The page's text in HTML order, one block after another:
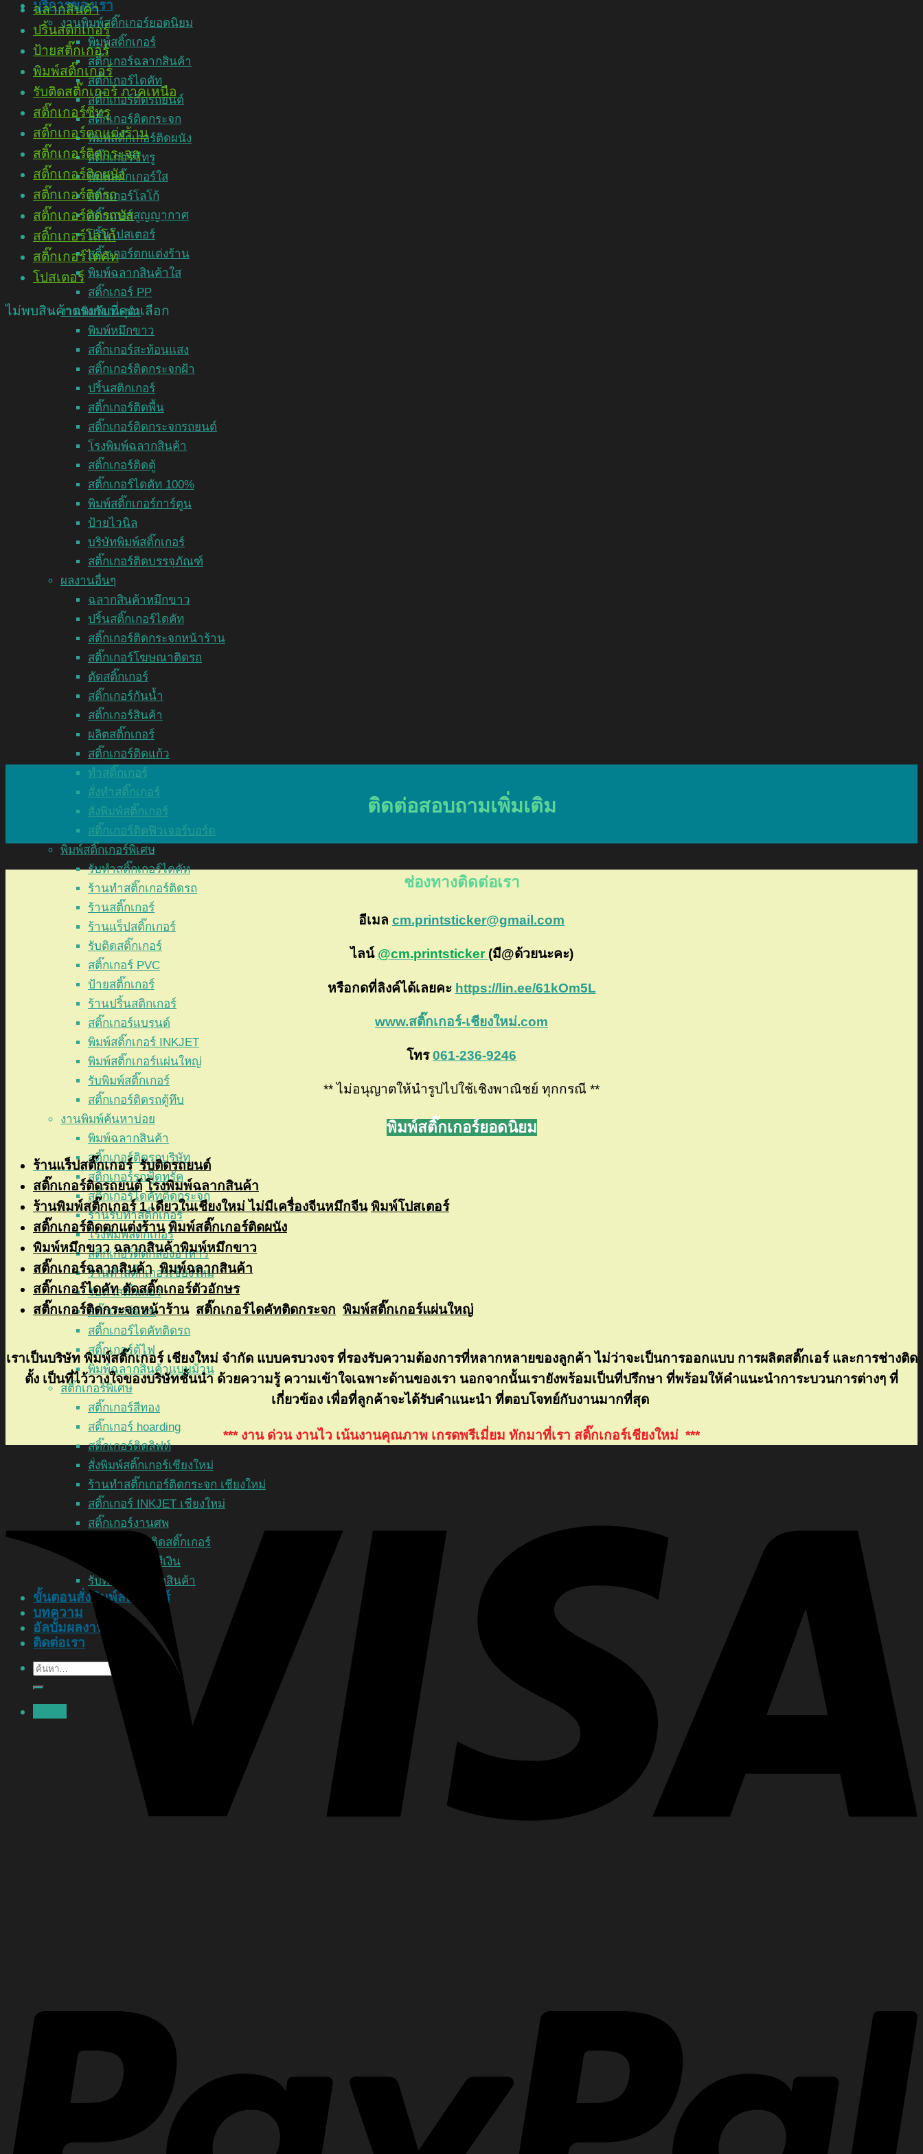
บริการของเรา
งานพิมพ์สติ๊กเกอร์ยอดนิยม
พิมพ์สติ๊กเกอร์
สติ๊กเกอร์ฉลากสินค้า
สติ๊กเกอร์ไดคัท
สติ๊กเกอร์ติดรถยนต์
สติ๊กเกอร์ติดกระจก
พิมพ์สติ๊กเกอร์ติดผนัง
สติ๊กเกอร์ซีทรู
พิมพ์สติ๊กเกอร์ใส
สติ๊กเกอร์โลโก้
สติ๊กเกอร์สูญญากาศ
ปริ้นโปสเตอร์
สติ๊กเกอร์ตกแต่งร้าน
พิมพ์ฉลากสินค้าใส
สติ๊กเกอร์ PP
งานพิมพ์แนะนำ
พิมพ์หมึกขาว
สติ๊กเกอร์สะท้อนแสง
สติ๊กเกอร์ติดกระจกฝ้า
ปริ้นสติกเกอร์
สติ๊กเกอร์ติดพื้น
สติ๊กเกอร์ติดกระจกรถยนต์
โรงพิมพ์ฉลากสินค้า
สติ๊กเกอร์ติดตู้
สติ๊กเกอร์ไดคัท 100%
พิมพ์สติ๊กเกอร์การ์ตูน
ป้ายไวนิล
บริษัทพิมพ์สติ๊กเกอร์
สติ๊กเกอร์ติดบรรจุภัณฑ์
ผลงานอื่นๆ
ฉลากสินค้าหมึกขาว
ปริ้นสติ๊กเกอร์ไดคัท
สติ๊กเกอร์ติดกระจกหน้าร้าน
สติ๊กเกอร์โฆษณาติดรถ
ตัดสติ๊กเกอร์
สติ๊กเกอร์กันน้ำ
สติ๊กเกอร์สินค้า
ผลิตสติ๊กเกอร์
สติ๊กเกอร์ติดแก้ว
ทำสติ๊กเกอร์
สั่งทำสติ๊กเกอร์
สั่งพิมพ์สติ๊กเกอร์
สติ๊กเกอร์ติดฟิวเจอร์บอร์ด
พิมพ์สติ๊กเกอร์พิเศษ
รับทำสติ๊กเกอร์ไดคัท
ร้านทำสติ๊กเกอร์ติดรถ
ร้านสติ๊กเกอร์
ร้านแร็ปสติ๊กเกอร์
รับติดสติ๊กเกอร์
สติ๊กเกอร์ PVC
ป้ายสติ๊กเกอร์
ร้านปริ้นสติกเกอร์
สติ๊กเกอร์แบรนด์
พิมพ์สติ๊กเกอร์ INKJET
พิมพ์สติ๊กเกอร์แผ่นใหญ่
รับพิมพ์สติ๊กเกอร์
สติ๊กเกอร์ติดรถตู้ทึบ
งานพิมพ์ค้นหาบ่อย
พิมพ์ฉลากสินค้า
สติ๊กเกอร์ติดรถบริษัท
สติ๊กเกอร์รถฟู้ดทรัค
สติ๊กเกอร์ไดคัทติดกระจก
ร้านรับทำสติ๊กเกอร์
โรงพิมพ์สติ๊กเกอร์
สติกเกอร์ติดกล่องอาหาร
ร้านทำสติ๊กเกอร์เชียงใหม่
รับทำสติ๊กเกอร์
สติ๊กเกอร์ด่วน
สติ๊กเกอร์ไดคัทติดรถ
สติ๊กเกอร์ตู้ไฟ
พิมพ์ฉลากสินค้าแบบม้วน
สติ๊กเกอร์พิเศษ
สติ๊กเกอร์สีทอง
สติ๊กเกอร์ hoarding
สติ๊กเกอร์ติดลิฟท์
สั่งพิมพ์สติ๊กเกอร์เชียงใหม่
ร้านทำสติ๊กเกอร์ติดกระจก เชียงใหม่
สติ๊กเกอร์ INKJET เชียงใหม่
สติ๊กเกอร์งานศพ
ป้ายอะคริลิคติดสติ๊กเกอร์
พิมพ์สติ๊กเกอร์สีเงิน
รับทำป้ายฉลากสินค้า
ขั้นตอนสั่งพิมพ์สติ๊กเกอร์
บทความ
อัลบั้มผลงาน
ติดต่อเรา
ค้นหา:
ฉลากสินค้า
ปริ้นสติกเกอร์
ป้ายสติ๊กเกอร์
พิมพ์สติ๊กเกอร์
รับติดสติ๊กเกอร์ ภาคเหนือ
สติ๊กเกอร์ซีทรู
สติ๊กเกอร์ตกแต่งร้าน
สติ๊กเกอร์ติดกระจก
สติ๊กเกอร์ติดผนัง
สติ๊กเกอร์ติดรถ
สติ๊กเกอร์ติดรถบัส
สติ๊กเกอร์โลโก้
สติ๊กเกอร์ไดคัท
โปสเตอร์
ไม่พบสินค้าตรงกับที่คุณเลือก
ติดต่อสอบถามเพิ่มเติม
ช่องทางติดต่อเรา
อีเมล cm.printsticker@gmail.com
ไลน์ @cm.printsticker (มี@ด้วยนะคะ)
หรือกดที่ลิงค์ได้เลยคะ https://lin.ee/61kOm5L
www.สติ๊กเกอร์-เชียงใหม่.com
โทร 061-236-9246
** ไม่อนุญาตให้นำรูปไปใช้เชิงพาณิชย์ ทุกกรณี **
พิมพ์สติ๊กเกอร์ยอดนิยม
ร้านแร็ปสติ๊กเกอร์ รับติดรถยนต์
สติ๊กเกอร์ติดรถยนต์ โรงพิมพ์ฉลากสินค้า
ร้านพิมพ์สติ๊กเกอร์ 1 เดียวในเชียงใหม่ ไม่มีเครื่องจีนหมึกจีน พิมพ์โปสเตอร์
สติ๊กเกอร์ติดตกแต่งร้าน พิมพ์สติ๊กเกอร์ติดผนัง
พิมพ์หมึกขาว ฉลากสินค้าพิมพ์หมึกขาว
สติ๊กเกอร์ฉลากสินค้า พิมพ์ฉลากสินค้า
สติ๊กเกอร์ไดคัท ตัดสติ๊กเกอร์ตัวอักษร
สติ๊กเกอร์ติดกระจกหน้าร้าน สติ๊กเกอร์ไดคัทติดกระจก พิมพ์สติ๊กเกอร์แผ่นใหญ่
เราเป็นบริษัท พิมพ์สติ๊กเกอร์ เชียงใหม่ จำกัด แบบครบวงจร ที่รองรับความต้องการที่หลากหลายของลูกค้า ไม่ว่าจะเป็นการออกแบบ การผลิตสติ๊กเอร์ และการช่างติด
ตั้ง เป็นที่ไว้วางใจของบริษัทชั้นนำ ด้วยความรู้ ความเข้าใจเฉพาะด้านของเรา นอกจากนั้นเรายังพร้อมเป็นที่ปรึกษา ที่พร้อมให้คำแนะนำการะบวนการต่างๆ ที่
เกี่ยวข้อง เพื่อที่ลูกค้าจะได้รับคำแนะนำ ที่ตอบโจทย์กับงานมากที่สุด
*** งาน ด่วน งานไว เน้นงานคุณภาพ เกรดพรีเมี่ยม ทักมาที่เรา สติ๊กเกอร์เชียงใหม่ ***